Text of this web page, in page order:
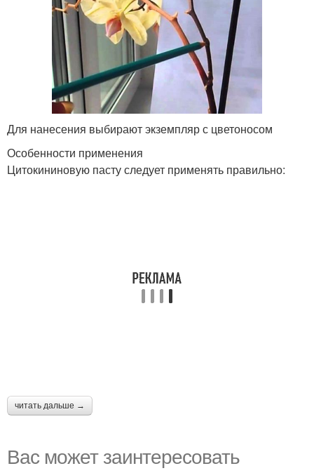
Для нанесения выбирают экземпляр с цветоносом
Особенности применения
Цитокининовую пасту следует применять правильно:
читать дальше →
Вас может заинтересовать